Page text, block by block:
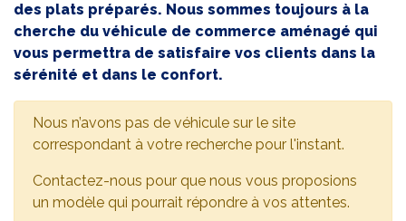
des plats préparés. Nous sommes toujours à la
cherche du véhicule de commerce aménagé qui
vous permettra de satisfaire vos clients dans la
sérénité et dans le confort.
Nous n’avons pas de véhicule sur le site
correspondant à votre recherche pour l'instant.
Contactez-nous pour que nous vous proposions
un modèle qui pourrait répondre à vos attentes.